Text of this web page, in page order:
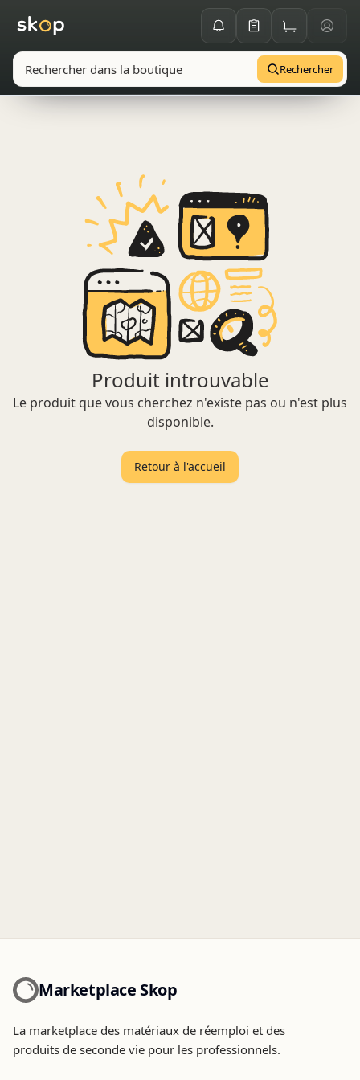
Rechercher
Produit introuvable
Le produit que vous cherchez n'existe pas ou n'est plus
disponible.
Retour à l'accueil
Marketplace Skop
La marketplace des matériaux de réemploi et des
produits de seconde vie pour les professionnels.